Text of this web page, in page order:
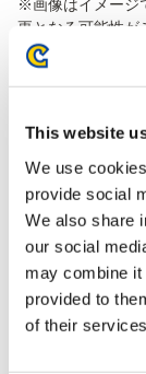
This website
We use
provide social
We also share
our social
may combine it
provided to
of their
※画像はイメージ
更となる可能性が
(C) CAPCOM